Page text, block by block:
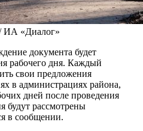
ИА «Диалог»
документа будет
рабочего дня. Каждый
свои предложения
в администрациях района,
дней после проведения
будут рассмотрены
в сообщении.